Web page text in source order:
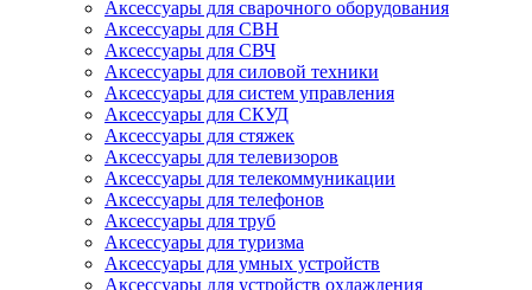
Аксессуары для сварочного оборудования
Аксессуары для СВН
Аксессуары для СВЧ
Аксессуары для силовой техники
Аксессуары для систем управления
Аксессуары для СКУД
Аксессуары для стяжек
Аксессуары для телевизоров
Аксессуары для телекоммуникации
Аксессуары для телефонов
Аксессуары для труб
Аксессуары для туризма
Аксессуары для умных устройств
Аксессуары для устройств охлаждения